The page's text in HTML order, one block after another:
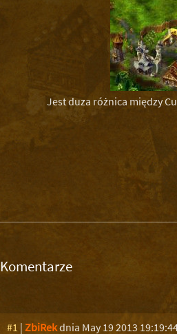
Jest duza różnica między
Komentarze
#1 | ZbiRekdnia May 19 2013